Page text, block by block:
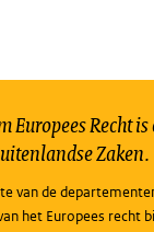
Europees Recht
Zaken.
van de
het Europees recht